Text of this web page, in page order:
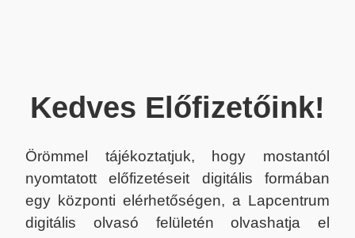
Kedves Előfizetőink!
Örömmel tájékoztatjuk, hogy mostantól
nyomtatott előfizetéseit digitális formában
egy központi elérhetőségen, a Lapcentrum
digitális olvasó felületén olvashatja el